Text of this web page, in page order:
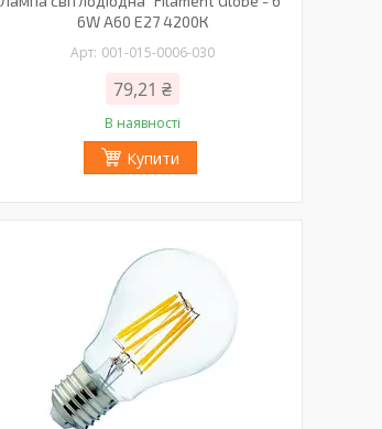
6W A60 Е27 4200К
001-015-0006-030
79,21 ₴
В наявності
Купити